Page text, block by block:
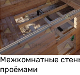
Межкомнатные
проёмами